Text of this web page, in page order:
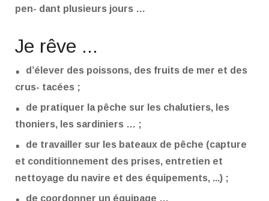
pen- dant plusieurs jours …
Je rêve ...
.
d’élever des poissons, des fruits de mer et des
crus- tacées ;
.
de pratiquer la pêche sur les chalutiers, les
thoniers, les sardiniers … ;
.
de travailler sur les bateaux de pêche (capture
et conditionnement des prises, entretien et
nettoyage du navire et des équipements, ...) ;
. de coordonner un équipage …